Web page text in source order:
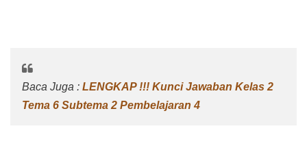
Baca Juga : LENGKAP !!! Kunci Jawaban Kelas 2
Tema 6 Subtema 2 Pembelajaran 4